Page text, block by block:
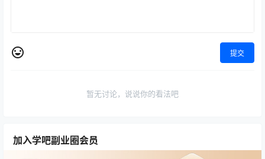
提交
暂无讨论，说说你的看法吧
加入学吧副业圈会员